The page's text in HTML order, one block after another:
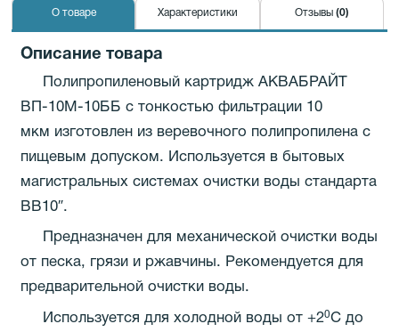
О товаре Характеристики Отзывы (0)
Описание товара
Полипропиленовый картридж АКВАБРАЙТ
ВП-10М-10ББ с тонкостью фильтрации 10
мкм изготовлен из веревочного полипропилена с
пищевым допуском. Используется в бытовых
магистральных системах очистки воды стандарта
ВВ10″.
Предназначен для механической очистки воды
от песка, грязи и ржавчины. Рекомендуется для
предварительной очистки воды.
Используется для холодной воды от +20С до